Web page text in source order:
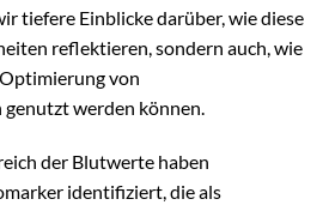
tiefere Einblicke darüber, wie diese
reflektieren, sondern auch, wie
von
werden können.
der Blutwerte haben
identifiziert, die als